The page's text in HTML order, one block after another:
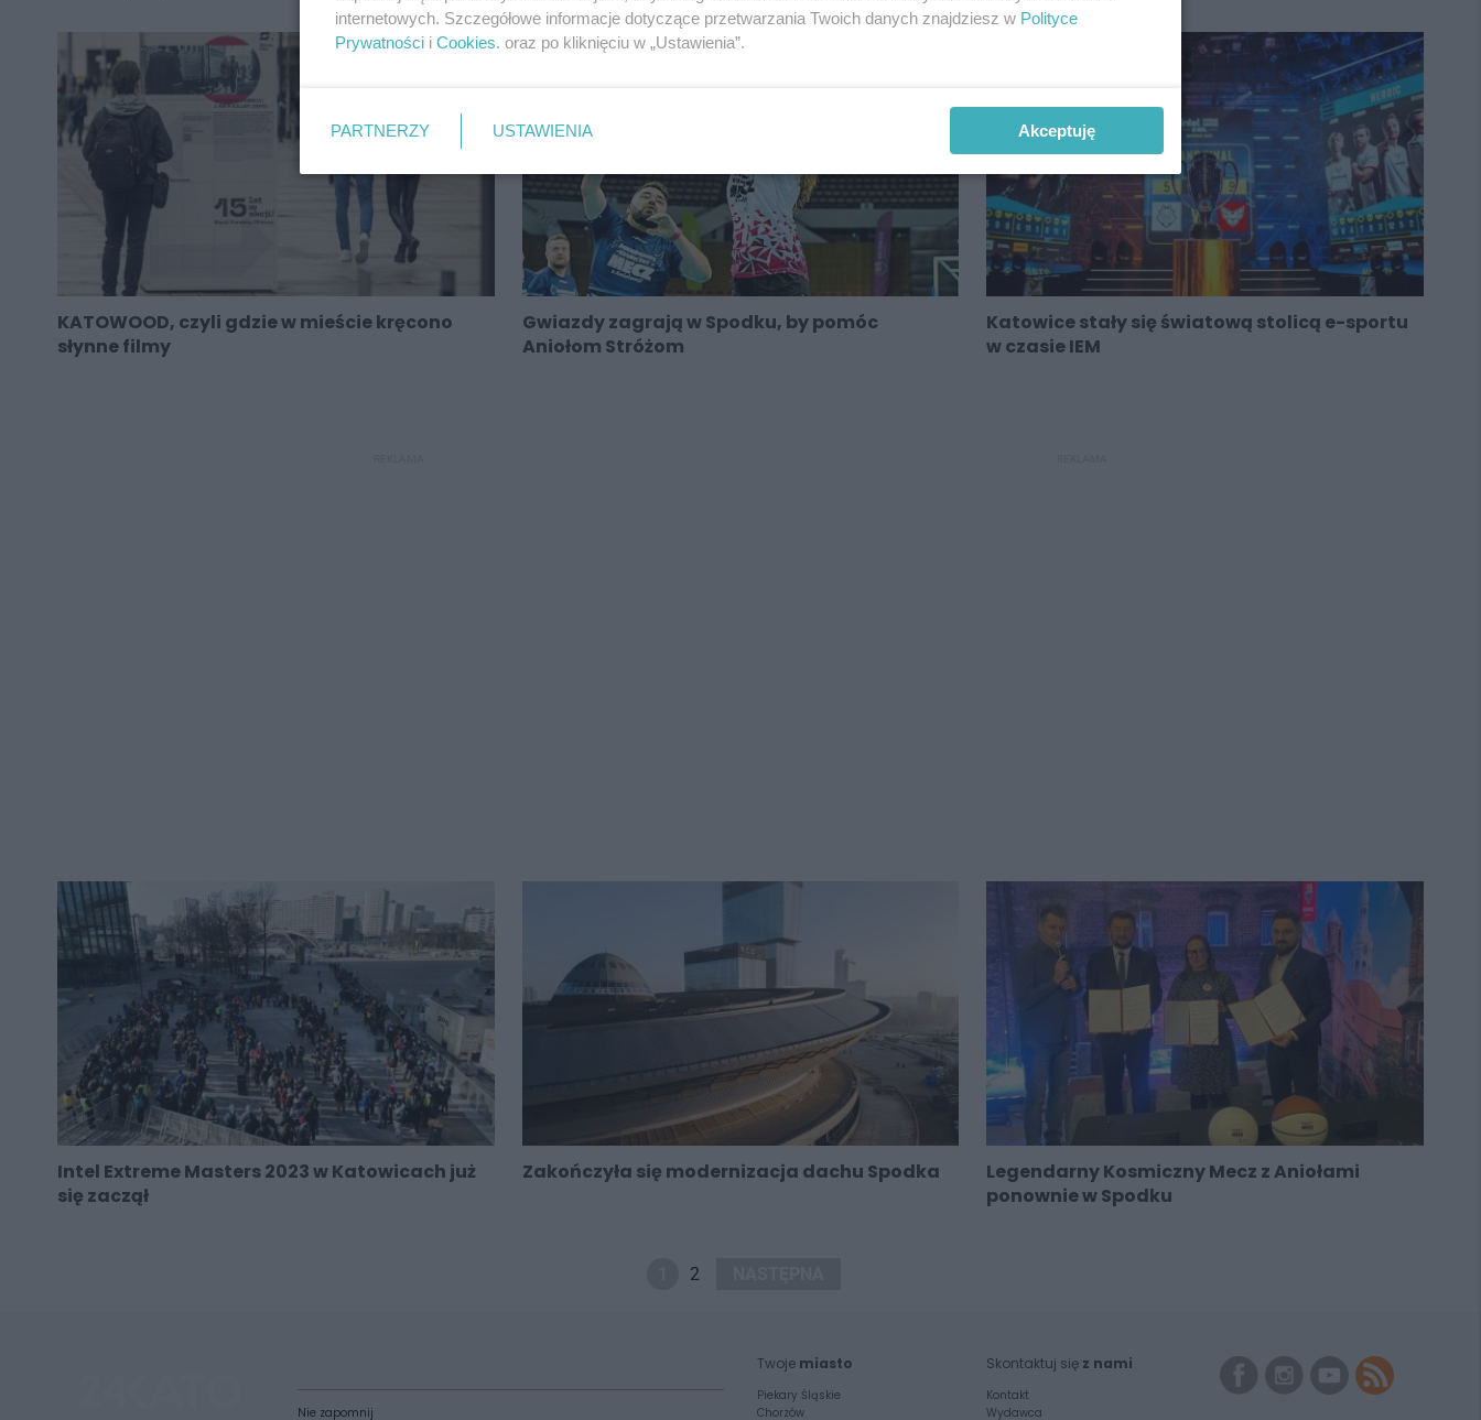
KATOWOOD, czyli gdzie w mieście kręcono
słynne filmy
Gwiazdy zagrają w Spodku, by pomóc
Aniołom Stróżom
Katowice stały się światową stolicą e-sportu
w czasie IEM
Intel Extreme Masters 2023 w Katowicach już
się zaczął
Zakończyła się modernizacja dachu Spodka
Legendarny Kosmiczny Mecz z Aniołami
ponownie w Spodku
2
Nie zapomnij
Twoje miasto
Piekary Śląskie
Chorzów
Skontaktuj się z nami
Kontakt
Wydawca
internetowych. Szczegółowe informacje dotyczące przetwarzania Twoich danych znajdziesz w Polityce
Prywatności i Cookies. oraz po kliknięciu w „Ustawienia”.
PARTNERZY USTAWIENIA Akceptuję